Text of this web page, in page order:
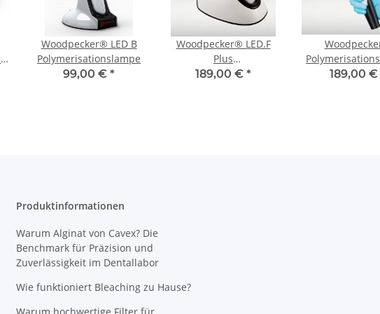
Woodpecker® LED B
Polymerisationslampe
99,00 € *
Woodpecker® LED.F
Plus
Polymerisationslampe
189,00 € *
O-LIGHT
189,00 €
Produktinformationen
Warum Alginat von Cavex? Die
Benchmark für Präzision und
Zuverlässigkeit im Dentallabor
Wie funktioniert Bleaching zu Hause?